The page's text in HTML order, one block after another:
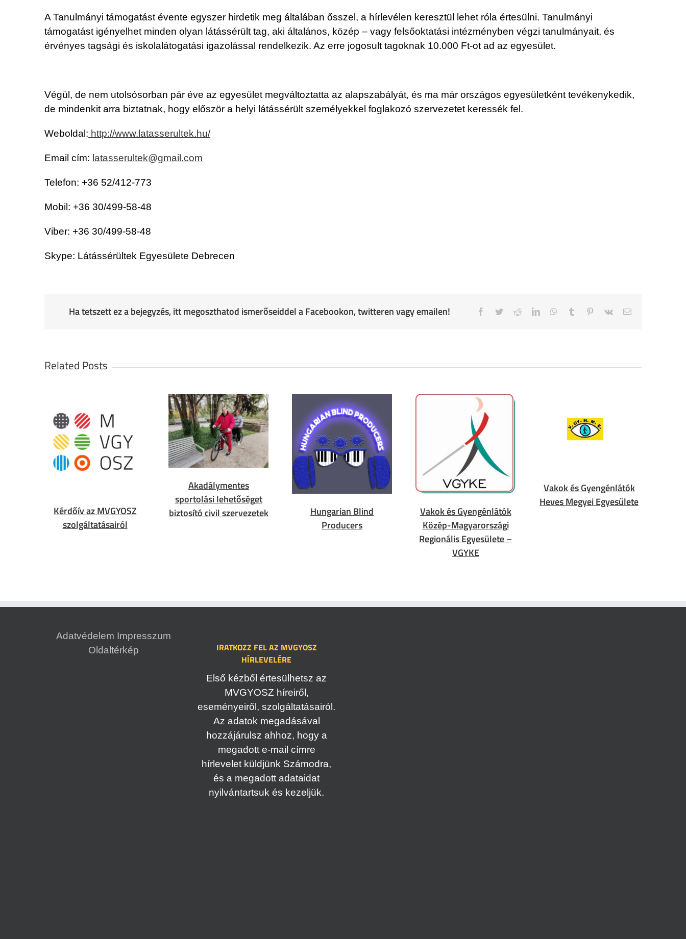
A Tanulmányi támogatást évente egyszer hirdetik meg általában ősszel, a hírlevélen keresztül lehet róla értesülni. Tanulmányi
támogatást igényelhet minden olyan látássérült tag, aki általános, közép – vagy felsőoktatási intézményben végzi tanulmányait, és
érvényes tagsági és iskolalátogatási igazolással rendelkezik. Az erre jogosult tagoknak 10.000 Ft-ot ad az egyesület.
Végül, de nem utolsósorban pár éve az egyesület megváltoztatta az alapszabályát, és ma már országos egyesületként tevékenykedik,
de mindenkit arra biztatnak, hogy először a helyi látássérült személyekkel foglakozó szervezetet keressék fel.
Weboldal: http://www.latasserultek.hu/
Email cím: latasserultek@gmail.com
Telefon: +36 52/412-773
Mobil: +36 30/499-58-48
Viber: +36 30/499-58-48
Skype: Látássérültek Egyesülete Debrecen
Ha tetszett ez a bejegyzés, itt megoszthatod ismerőseiddel a Facebookon, twitteren vagy emailen! Facebook
TwitterRedditLinkedInWhatsApp
Tumblr Pinterest
Vk Email
Related Posts
Kérdőív az MVGYOSZ
szolgáltatásairól
Akadálymentes
sportolási lehetőséget
biztosító civil szervezetek
Hungarian Blind
Producers
Vakok és Gyengénlátók
Közép-Magyarországi
Regionális Egyesülete –
VGYKE
Vakok és Gyengénlátók
Heves Megyei Egyesülete
Adatvédelem Impresszum
Oldaltérkép
IRATKOZZ FEL AZ MVGYOSZ
HÍRLEVELÉRE
Első kézből értesülhetsz az
MVGYOSZ híreiről,
eseményeiről, szolgáltatásairól.
Az adatok megadásával
hozzájárulsz ahhoz, hogy a
megadott e-mail címre
hírlevelet küldjünk Számodra,
és a megadott adataidat
nyilvántartsuk és kezeljük.